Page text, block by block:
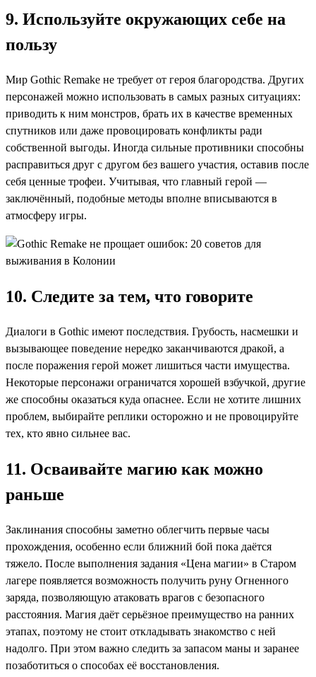
9. Используйте окружающих себе на
пользу
Мир Gothic Remake не требует от героя благородства. Других
персонажей можно использовать в самых разных ситуациях:
приводить к ним монстров, брать их в качестве временных
спутников или даже провоцировать конфликты ради
собственной выгоды. Иногда сильные противники способны
расправиться друг с другом без вашего участия, оставив после
себя ценные трофеи. Учитывая, что главный герой —
заключённый, подобные методы вполне вписываются в
атмосферу игры.
10. Следите за тем, что говорите
Диалоги в Gothic имеют последствия. Грубость, насмешки и
вызывающее поведение нередко заканчиваются дракой, а
после поражения герой может лишиться части имущества.
Некоторые персонажи ограничатся хорошей взбучкой, другие
же способны оказаться куда опаснее. Если не хотите лишних
проблем, выбирайте реплики осторожно и не провоцируйте
тех, кто явно сильнее вас.
11. Осваивайте магию как можно
раньше
Заклинания способны заметно облегчить первые часы
прохождения, особенно если ближний бой пока даётся
тяжело. После выполнения задания «Цена магии» в Старом
лагере появляется возможность получить руну Огненного
заряда, позволяющую атаковать врагов с безопасного
расстояния. Магия даёт серьёзное преимущество на ранних
этапах, поэтому не стоит откладывать знакомство с ней
надолго. При этом важно следить за запасом маны и заранее
позаботиться о способах её восстановления.